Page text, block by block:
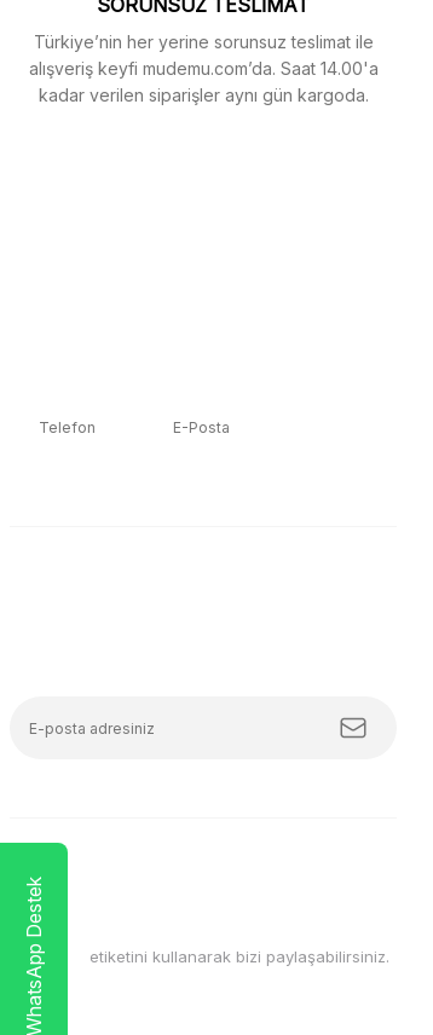
SORUNSUZ TESLİMAT
Türkiye’nin her yerine sorunsuz teslimat ile
alışveriş keyfi mudemu.com’da. Saat 14.00'a
kadar verilen siparişler aynı gün kargoda.
Telefon E-Posta
#mudemu etiketini kullanarak bizi paylaşabilirsiniz.
WhatsApp Destek